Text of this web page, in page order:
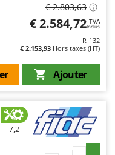
€ 2.803,63
€ 2.584,72 TVA
Inclus
R-132
€ 2.153,93 Hors taxes (HT)
Ajouter
7,2